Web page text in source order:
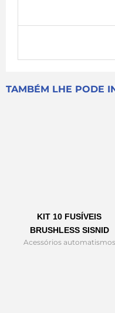
TAMBÉM LHE PODE
KIT 10 FUSÍVEIS
BRUSHLESS SISNID
Acessórios automatismos